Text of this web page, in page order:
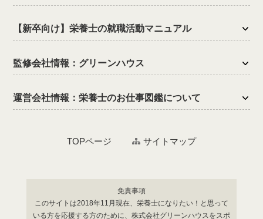
【新卒向け】栄養士の就職活動マニュアル
監修会社情報：グリーンハウス
運営会社情報：栄養士のお仕事図鑑について
TOPページ サイトマップ
免責事項
このサイトは2018年11月現在、栄養士になりたい！と思って
いる方を応援する方のために、株式会社グリーンハウスをスポ